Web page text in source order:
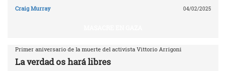
Craig Murray 04/02/2025
Primer aniversario de la muerte del activista Vittorio Arrigoni
La verdad os hará libres